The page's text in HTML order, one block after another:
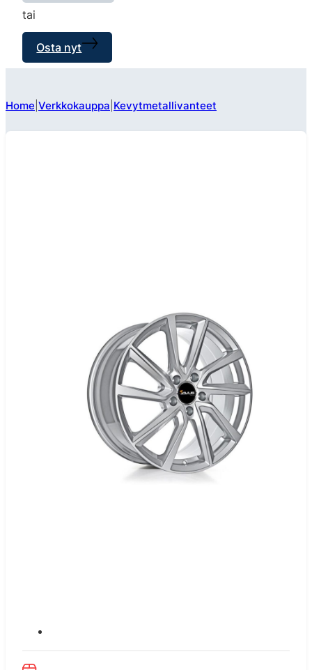
tai
Osta nyt
Home Verkkokauppa Kevytmetallivanteet